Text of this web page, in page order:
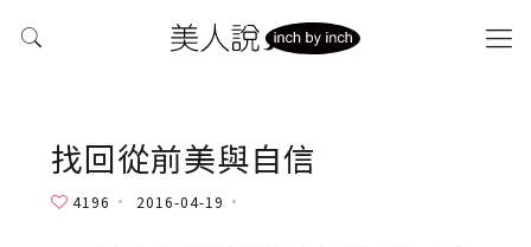
找回從前美與自信
4196 2016-04-19